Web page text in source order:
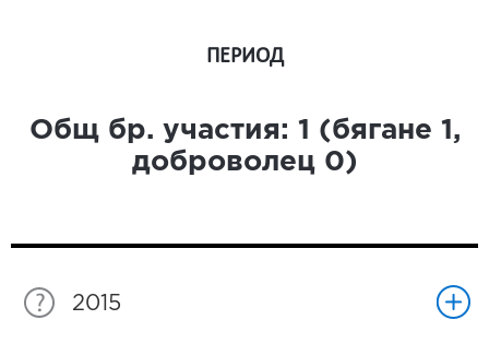
ПЕРИОД
Общ бр. участия: 1 (бягане 1 ,
доброволец 0)
2015